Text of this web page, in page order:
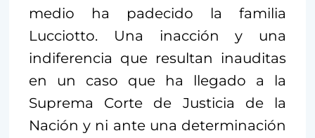
medio ha padecido la familia
Lucciotto. Una inacción y una
indiferencia que resultan inauditas
en un caso que ha llegado a la
Suprema Corte de Justicia de la
Nación y ni ante una determinación